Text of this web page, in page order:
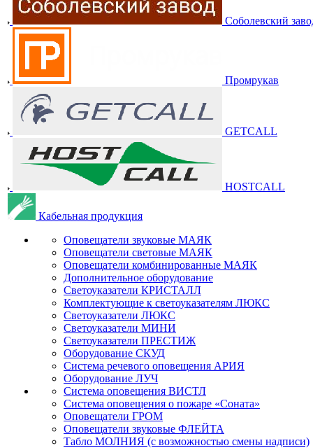
Соболевский
Промрукав
GETCALL
HOSTCALL
Кабельная продукция
Оповещатели звуковые МАЯК
Оповещатели световые МАЯК
Оповещатели комбинированные МАЯК
Дополнительное оборудование
Светоуказатели КРИСТАЛЛ
Комплектующие к светоуказателям ЛЮКС
Светоуказатели ЛЮКС
Светоуказатели МИНИ
Светоуказатели ПРЕСТИЖ
Оборудование СКУД
Система речевого оповещения АРИЯ
Оборудование ЛУЧ
Система оповещения ВИСТЛ
Система оповещения о пожаре «Соната»
Оповещатели ГРОМ
Оповещатели звуковые ФЛЕЙТА
Табло МОЛНИЯ (с возможностью смены надписи)